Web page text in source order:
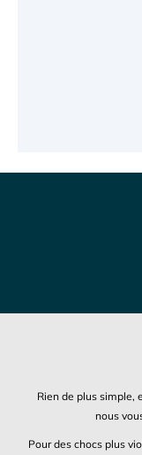
Rien de plus simple,
nous
Pour des chocs plus